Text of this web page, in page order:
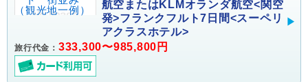
航空またはKLMオランダ航空<関空
発>フランクフルト7日間<スーペリ
アクラスホテル>
旅行代金： 333,300〜985,800円